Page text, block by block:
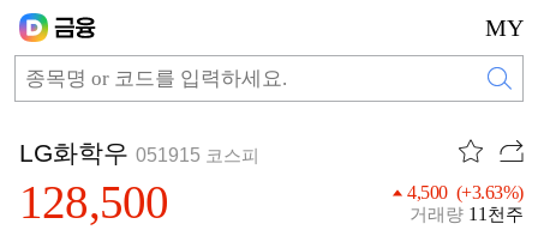
MY
LG화학우 051915 코스피
128,500 4,500 (+3.63%)
거래량 11 천주